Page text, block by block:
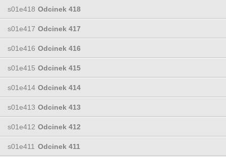
s01e418 Odcinek 418
s01e417 Odcinek 417
s01e416 Odcinek 416
s01e415 Odcinek 415
s01e414 Odcinek 414
s01e413 Odcinek 413
s01e412 Odcinek 412
s01e411 Odcinek 411